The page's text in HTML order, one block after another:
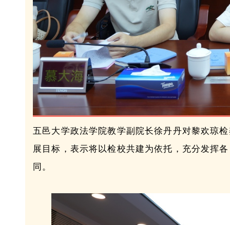
五邑大学政法学院教学副院长徐丹丹对黎欢琼
展目标，表示将以检校共建为依托，充分发挥
同。